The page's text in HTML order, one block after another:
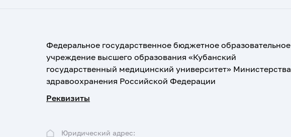
Федеральное государственное бюджетное образовательное
учреждение высшего образования «Кубанский
государственный медицинский университет» Министерства
здравоохранения Российской Федерации
Реквизиты
Юридический адрес: